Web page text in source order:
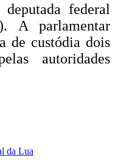
deputada federal
A parlamentar
de custódia dois
autoridades
da Lua